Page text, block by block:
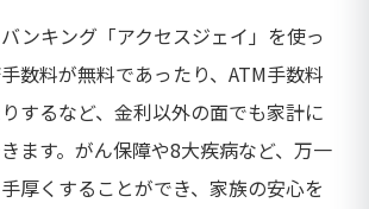
ンキング「アクセスジェイ」を使っ
数料が無料であったり、ATM手数料
するなど、金利以外の面でも家計に
ます。がん保障や8大疾病など、万一
厚くすることができ、家族の安心を